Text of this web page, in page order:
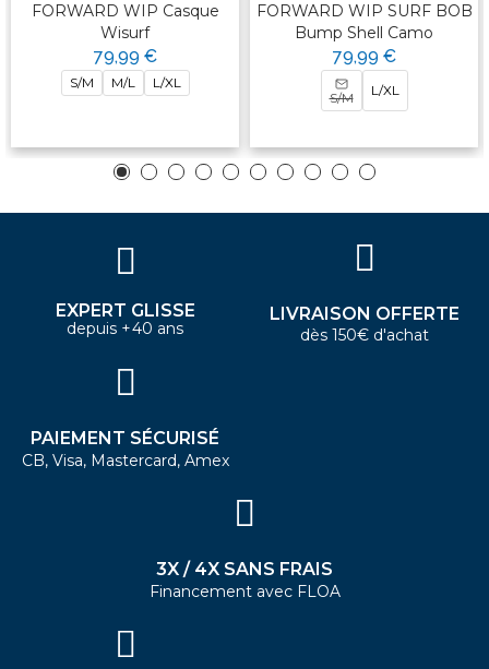
FORWARD WIP Casque
Wisurf
79,99 €
S/M M/L L/XL
FORWARD WIP SURF BOB
Bump Shell Camo
79,99 €
S/M L/XL
EXPERT GLISSE
depuis +40 ans
LIVRAISON OFFERTE
dès 150€ d'achat
PAIEMENT SÉCURISÉ
CB, Visa, Mastercard, Amex
3X / 4X SANS FRAIS
Financement avec FLOA